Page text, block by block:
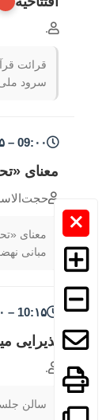
.
قرائت
سرود ملی،
09:۰۰ – ۱۰:۱۵
معنای
معنای
مبانی
10:۱۵ – ۱۰:۳۰
پذیرایی
.
سالن